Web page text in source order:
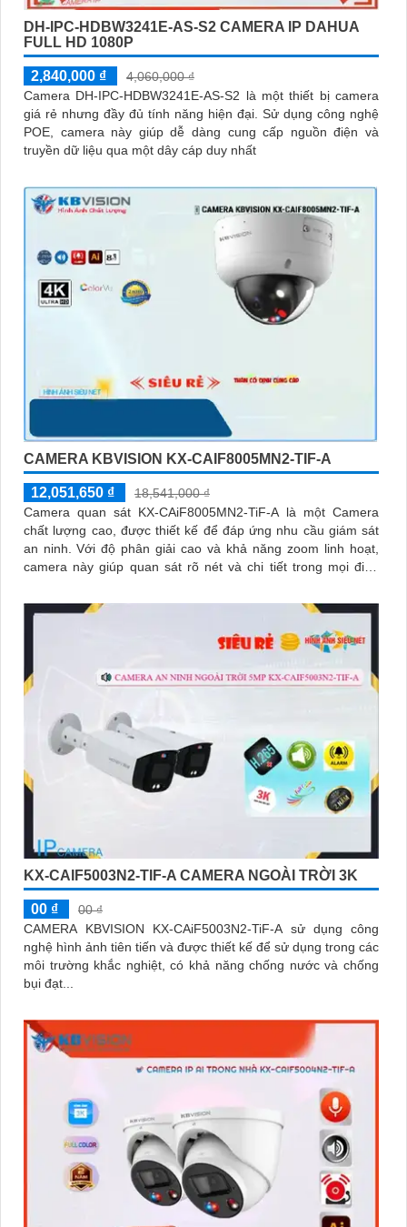
DH-IPC-HDBW3241E-AS-S2 CAMERA IP DAHUA
FULL HD 1080P
2,840,000 ₫
4,060,000 ₫
Camera DH-IPC-HDBW3241E-AS-S2 là một thiết bị camera
giá rẻ nhưng đầy đủ tính năng hiện đại. Sử dụng công nghệ
POE, camera này giúp dễ dàng cung cấp nguồn điện và
truyền dữ liệu qua một dây cáp duy nhất
CAMERA KBVISION KX-CAIF8005MN2-TIF-A
12,051,650 ₫
18,541,000 ₫
Camera quan sát KX-CAiF8005MN2-TiF-A là một Camera
chất lượng cao, được thiết kế để đáp ứng nhu cầu giám sát
an ninh. Với độ phân giải cao và khả năng zoom linh hoạt,
camera này giúp quan sát rõ nét và chi tiết trong mọi điều
KX-CAIF5003N2-TIF-A CAMERA NGOÀI TRỜI 3K
00 ₫
00 ₫
CAMERA KBVISION KX-CAiF5003N2-TiF-A sử dụng công
nghệ hình ảnh tiên tiến và được thiết kế để sử dụng trong các
môi trường khắc nghiệt, có khả năng chống nước và chống
bụi đạt...